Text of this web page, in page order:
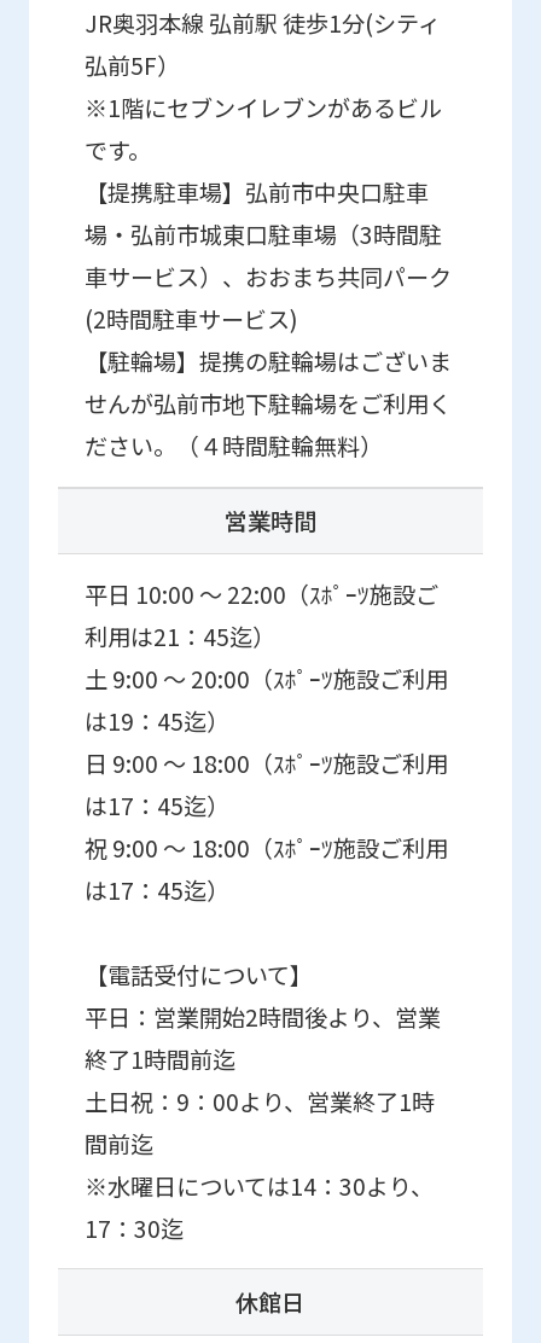
JR奥羽本線 弘前駅 徒歩1分(シティ
弘前5F）
※1階にセブンイレブンがあるビル
です。
【提携駐車場】弘前市中央口駐車
場・弘前市城東口駐車場（3時間駐
車サービス）、おおまち共同パーク
(2時間駐車サービス)
【駐輪場】提携の駐輪場はございま
せんが弘前市地下駐輪場をご利用く
ださい。（４時間駐輪無料）
営業時間
平日 10:00 ～ 22:00（ｽﾎﾟｰﾂ施設ご
利用は21：45迄）
土 9:00 ～ 20:00（ｽﾎﾟｰﾂ施設ご利用
は19：45迄）
日 9:00 ～ 18:00（ｽﾎﾟｰﾂ施設ご利用
は17：45迄）
祝 9:00 ～ 18:00（ｽﾎﾟｰﾂ施設ご利用
は17：45迄）
【電話受付について】
平日：営業開始2時間後より、営業
終了1時間前迄
土日祝：9：00より、営業終了1時
間前迄
※水曜日については14：30より、
17：30迄
休館日